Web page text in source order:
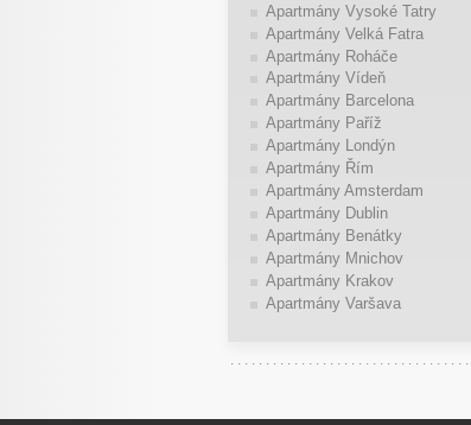
Apartmány Vysoké Tatry
Apartmány Velká Fatra
Apartmány Roháče
Apartmány Vídeň
Apartmány Barcelona
Apartmány Paříž
Apartmány Londýn
Apartmány Řím
Apartmány Amsterdam
Apartmány Dublin
Apartmány Benátky
Apartmány Mnichov
Apartmány Krakov
Apartmány Varšava